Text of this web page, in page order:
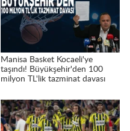
Manisa Basket Kocaeli'ye
taşındı! Büyükşehir'den 100
milyon TL'lik tazminat davası